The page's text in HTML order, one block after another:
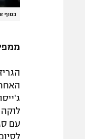
בסוף
ממפיס (45:24) –